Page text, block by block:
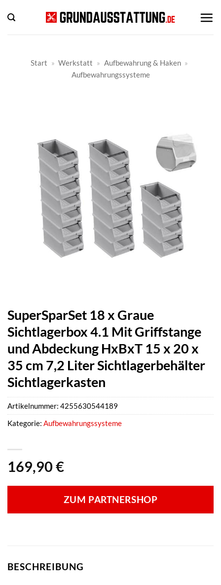
Inhalt
springen
Start » Werkstatt » Aufbewahrung & Haken »
Aufbewahrungssysteme
SuperSparSet 18 x Graue
Sichtlagerbox 4.1 Mit Griffstange
und Abdeckung HxBxT 15 x 20 x
35 cm 7,2 Liter Sichtlagerbehälter
Sichtlagerkasten
169,90 €
ZUM PARTNERSHOP
Artikelnummer: 4255630544189
Kategorie: Aufbewahrungssysteme
BESCHREIBUNG